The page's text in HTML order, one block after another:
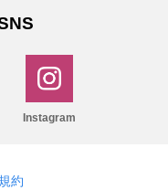
Instagram
約